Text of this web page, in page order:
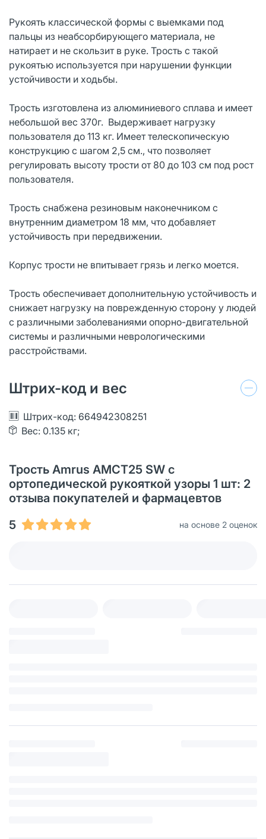
Рукоять классической формы с выемками под
пальцы из неабсорбирующего материала, не
натирает и не скользит в руке. Трость с такой
рукоятью используется при нарушении функции
устойчивости и ходьбы.
Трость изготовлена из алюминиевого сплава и имеет
небольшой вес 370г. Выдерживает нагрузку
пользователя до 113 кг. Имеет телескопическую
конструкцию с шагом 2,5 см., что позволяет
регулировать высоту трости от 80 до 103 см под рост
пользователя.
Трость снабжена резиновым наконечником с
внутренним диаметром 18 мм, что добавляет
устойчивость при передвижении.
Корпус трости не впитывает грязь и легко моется.
Трость обеспечивает дополнительную устойчивость и
снижает нагрузку на поврежденную сторону у людей
с различными заболеваниями опорно-двигательной
системы и различными неврологическими
расстройствами.
Штрих-код и вес
Штрих-код: 664942308251
Вес: 0.135 кг;
Трость Amrus AMCT25 SW с
ортопедической рукояткой узоры 1 шт: 2
отзыва покупателей и фармацевтов
5
на основе 2 оценок